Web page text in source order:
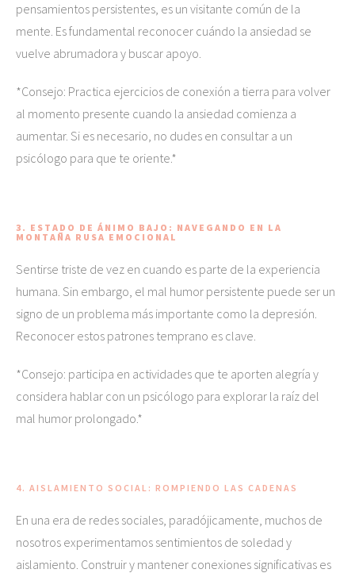
pensamientos persistentes, es un visitante común de la
mente. Es fundamental reconocer cuándo la ansiedad se
vuelve abrumadora y buscar apoyo.
*Consejo: Practica ejercicios de conexión a tierra para volver
al momento presente cuando la ansiedad comienza a
aumentar. Si es necesario, no dudes en consultar a un
psicólogo para que te oriente.*
3. ESTADO DE ÁNIMO BAJO: NAVEGANDO EN LA
MONTAÑA RUSA EMOCIONAL
Sentirse triste de vez en cuando es parte de la experiencia
humana. Sin embargo, el mal humor persistente puede ser un
signo de un problema más importante como la depresión.
Reconocer estos patrones temprano es clave.
*Consejo: participa en actividades que te aporten alegría y
considera hablar con un psicólogo para explorar la raíz del
mal humor prolongado.*
4. AISLAMIENTO SOCIAL: ROMPIENDO LAS CADENAS
En una era de redes sociales, paradójicamente, muchos de
nosotros experimentamos sentimientos de soledad y
aislamiento. Construir y mantener conexiones significativas es